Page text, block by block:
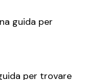
guida per
per trovare